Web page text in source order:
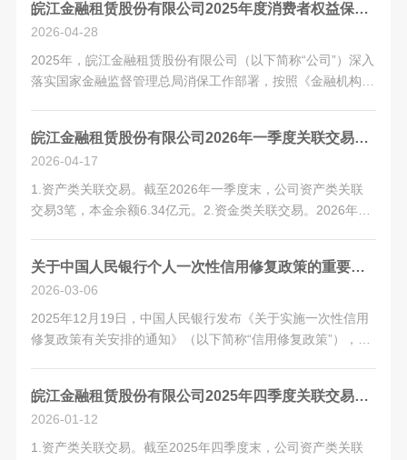
控集团”）和芜湖市投资控...
皖江金融租赁股份有限公司2025年度消费者权益保护工作情况
2026-04-28
2025年，皖江金融租赁股份有限公司（以下简称“公司”）深入
落实国家金融监督管理总局消保工作部署，按照《金融机构消
融教育、客户服务、信息保护六大...
皖江金融租赁股份有限公司2026年一季度关联交易情况
2026-04-17
1.资产类关联交易。截至2026年一季度末，公司资产类关联
交易3笔，本金余额6.34亿元。2.资金类关联交易。2026年一
195.33万元...
关于中国人民银行个人一次性信用修复政策的重要提示
2026-03-06
2025年12月19日，中国人民银行发布《关于实施一次性信用
修复政策有关安排的通知》（以下简称“信用修复政策”），并
分享受政策红利，避免错过...
皖江金融租赁股份有限公司2025年四季度关联交易情况
2026-01-12
1.资产类关联交易。截至2025年四季度末，公司资产类关联